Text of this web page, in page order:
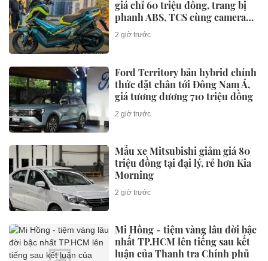
giá chỉ 60 triệu đồng, trang bị
phanh ABS, TCS cùng camera
hành trình cực xịn
2 giờ trước
Ford Territory bản hybrid chính
thức đặt chân tới Đông Nam Á,
giá tương đương 710 triệu đồng
2 giờ trước
Mẫu xe Mitsubishi giảm giá 80
triệu đồng tại đại lý, rẻ hơn Kia
Morning
2 giờ trước
Mi Hồng - tiệm vàng lâu đời bậc
nhất TP.HCM lên tiếng sau kết
luận của Thanh tra Chính phủ